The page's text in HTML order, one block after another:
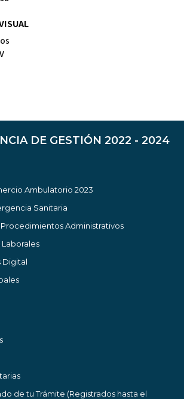
DE GESTIÓN 2022 - 2024
Ambulatorio 2023
Sanitaria
Administrativos
Digital
de tu Trámite (Registrados hasta el